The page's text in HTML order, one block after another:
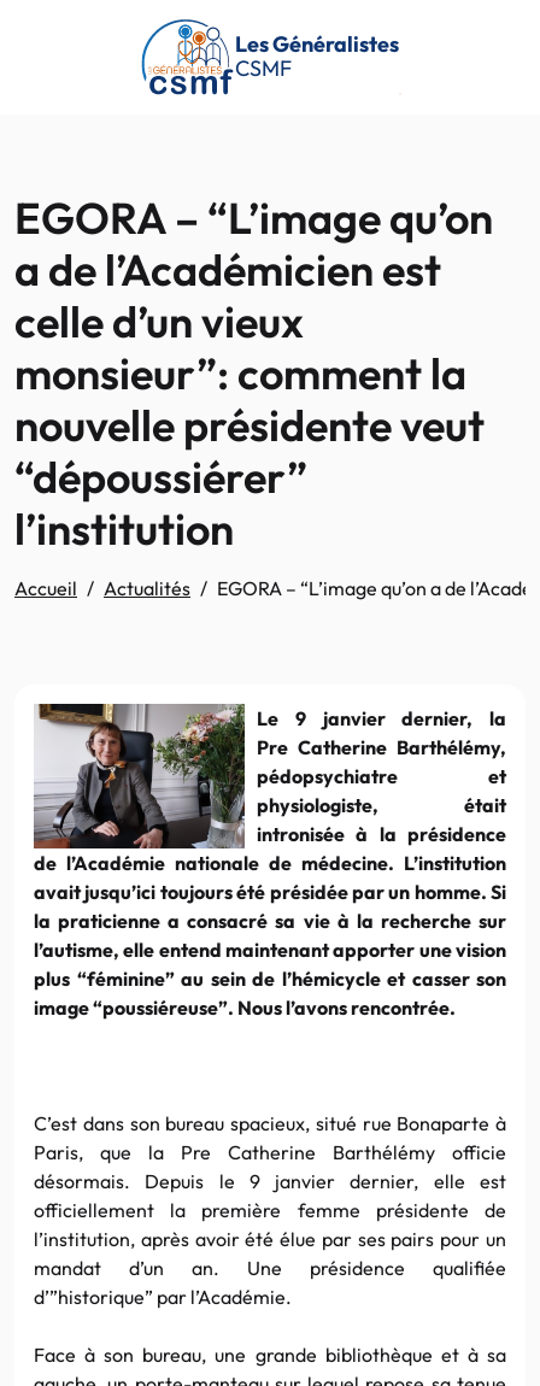
Passer au contenu principal
Les Généralistes
CSMF
EGORA – “L’image qu’on
a de l’Académicien est
celle d’un vieux
monsieur”: comment la
nouvelle présidente veut
“dépoussiérer”
l’institution
Accueil Actualités EGORA – “L’image qu’on a de
Le 9 janvier dernier, la
Pre Catherine Barthélémy,
pédopsychiatre et
physiologiste, était
intronisée à la présidence
de l’Académie nationale de médecine. L’institution
avait jusqu’ici toujours été présidée par un homme. Si
la praticienne a consacré sa vie à la recherche sur
l’autisme, elle entend maintenant apporter une vision
plus “féminine” au sein de l’hémicycle et casser son
image “poussiéreuse”. Nous l’avons rencontrée.
C’est dans son bureau spacieux, situé rue Bonaparte à
Paris, que la Pre Catherine Barthélémy officie
désormais. Depuis le 9 janvier dernier, elle est
officiellement la première femme présidente de
l’institution, après avoir été élue par ses pairs pour un
mandat d’un an. Une présidence qualifiée
d’”historique” par l’Académie.
Face à son bureau, une grande bibliothèque et à sa